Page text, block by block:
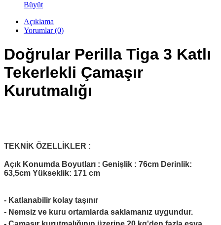
Büyüt
Açıklama
Yorumlar (0)
Doğrular Perilla Tiga 3 Katlı
Tekerlekli Çamaşır
Kurutmalığı
TEKNİK ÖZELLİKLER :
Açık Konumda Boyutları : Genişlik : 76cm Derinlik:
63,5cm Yükseklik: 171 cm
- Katlanabilir kolay taşınır
- Nemsiz ve kuru ortamlarda saklamanız uygundur.